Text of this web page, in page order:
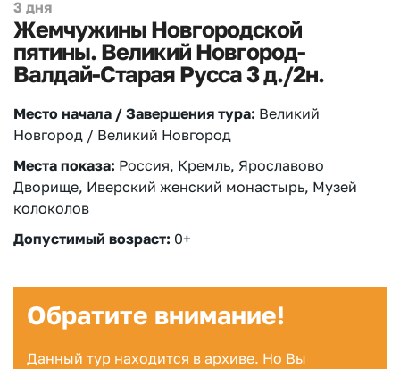
3 дня
Жемчужины Новгородской
пятины. Великий Новгород-
Валдай-Старая Русса 3 д./2н.
Место начала / Завершения тура: Великий
Новгород / Великий Новгород
Места показа: Россия, Кремль, Ярославово
Дворище, Иверский женский монастырь, Музей
колоколов
Допустимый возраст: 0+
Обратите внимание!
Данный тур находится в архиве. Но Вы